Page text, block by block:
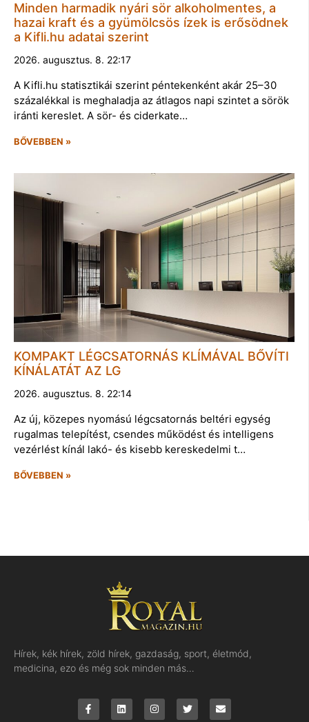
Minden harmadik nyári sör alkoholmentes, a
hazai kraft és a gyümölcsös ízek is erősödnek
a Kifli.hu adatai szerint
2026. augusztus. 8. 22:17
A Kifli.hu statisztikái szerint péntekenként akár 25–30
százalékkal is meghaladja az átlagos napi szintet a sörök
iránti kereslet. A sör- és ciderkate…
BŐVEBBEN »
KOMPAKT LÉGCSATORNÁS KLÍMÁVAL BŐVÍTI
KÍNÁLATÁT AZ LG
2026. augusztus. 8. 22:14
Az új, közepes nyomású légcsatornás beltéri egység
rugalmas telepítést, csendes működést és intelligens
vezérlést kínál lakó- és kisebb kereskedelmi t…
BŐVEBBEN »
Hírek, kék hírek, zöld hírek, gazdaság, sport, életmód,
medicina, ezo és még sok minden más…